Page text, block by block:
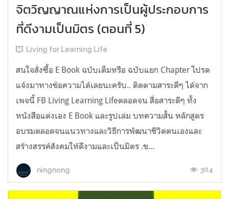
จิตวิญญาณแห่งการเป็นผู้ประกอบการ
ที่ดีงามเป็นมิตร (ตอนที่ 5)
Living for Learning Life
สนใจสั่งซื้อ E Book ฉบับเต็มหรือ ฉบับแยก Chapter โปรด
แจ้งมาทางข้อความได้เลยนะครับ.. ติดตามสาระดีๆ​ ได้จาก
เพจนี้​ FB Living Learning Lifeตลอดจน​ สื่อสาระดีๆ​ ทั้ง
หนังสือ​แต่งเอง​ E​ Book​ และรูปเล่ม บทความสั้น​ หลักสูตร
อบรมตลอดจนแนวทางและวิธีการพัฒนาชีวิตตนเองและ
สร้างสรรค์สังคมให้ดีงามและเป็นมิตร​ .ข...
ningnong 304